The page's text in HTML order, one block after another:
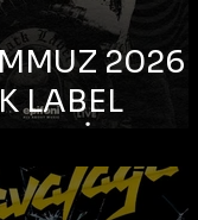
2026 –
LABEL
– İstanbul,
Park